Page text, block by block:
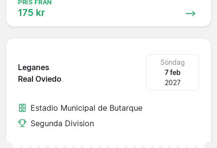
PRIS FRÅN
175 kr
Leganes
Real Oviedo
Söndag
7 feb
2027
Estadio Municipal de Butarque
Segunda Division